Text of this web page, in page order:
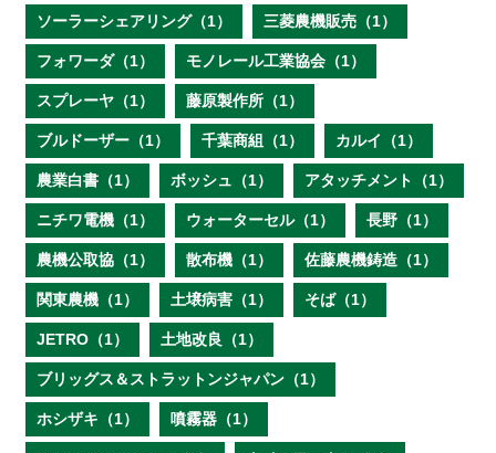
ソーラーシェアリング（1） 三菱農機販売（1）
フォワーダ（1） モノレール工業協会（1）
スプレーヤ（1） 藤原製作所（1）
ブルドーザー（1） 千葉商組（1） カルイ（1）
農業白書（1） ボッシュ（1） アタッチメント（1）
ニチワ電機（1） ウォーターセル（1） 長野（1）
農機公取協（1） 散布機（1） 佐藤農機鋳造（1）
関東農機（1） 土壌病害（1） そば（1）
JETRO（1） 土地改良（1）
ブリッグス＆ストラットンジャパン（1）
ホシザキ（1） 噴霧器（1）